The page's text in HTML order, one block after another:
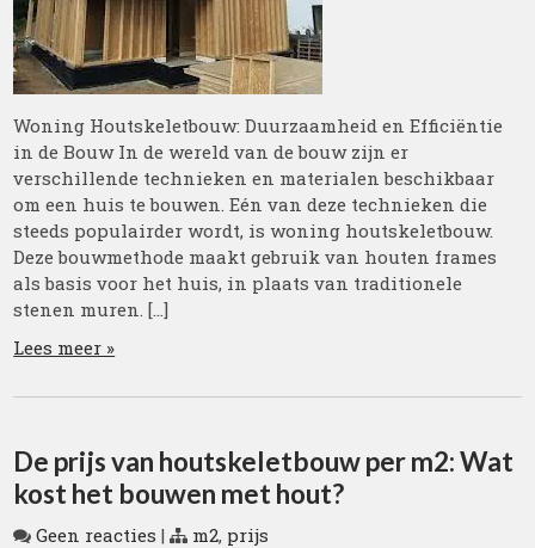
Woning Houtskeletbouw: Duurzaamheid en Efficiëntie
in de Bouw In de wereld van de bouw zijn er
verschillende technieken en materialen beschikbaar
om een huis te bouwen. Eén van deze technieken die
steeds populairder wordt, is woning houtskeletbouw.
Deze bouwmethode maakt gebruik van houten frames
als basis voor het huis, in plaats van traditionele
stenen muren. […]
Lees meer »
De prijs van houtskeletbouw per m2: Wat
kost het bouwen met hout?
Geen reacties | m2, prijs